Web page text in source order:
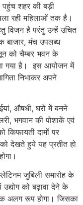
शहर की बड़ी
रही महिलाओं तक है।
विजन है परंतु उन्हें उचित
बाजार, मंच उपलब्ध
को चैम्बर भवन के
गया है। इस आयोजन में
निभाकर अपने
औषधी, घरों में बनने
भगवान की पोशाकें एवं
किफायती दामों पर
देखते हुये यह प्रतीत हो
जुबिली समारोह के
उद्योग को बढ़ावा देने के
अलग रूप होगा। जिसका